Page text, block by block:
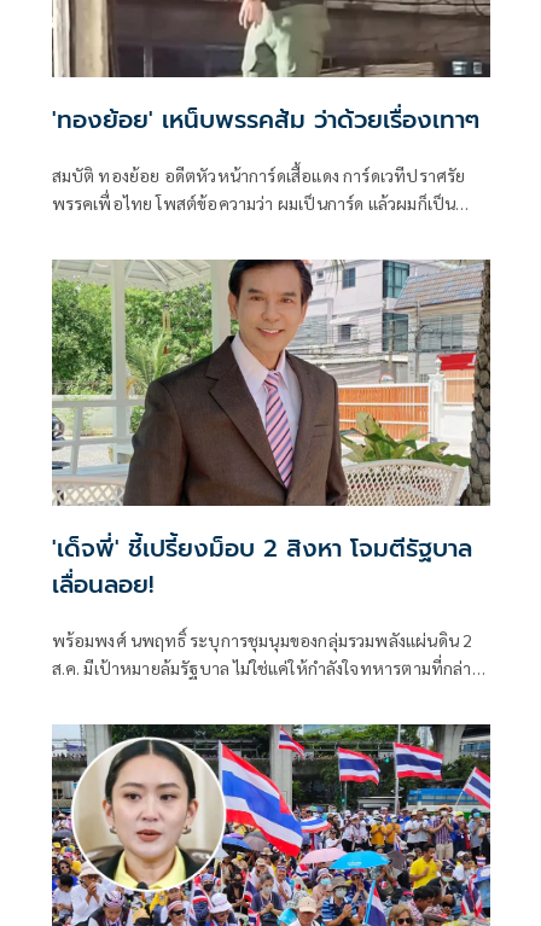
'ทองย้อย' เหน็บพรรคส้ม ว่าด้วยเรื่องเทาๆ
สมบัติ ทองย้อย อดีตหัวหน้าการ์ดเสื้อแดง การ์ดเวทีปราศรัย
พรรคเพื่อไทย โพสต์ข้อความว่า ผมเป็นการ์ด แล้วผมก็เป็น
'เด็จพี่' ชี้เปรี้ยงม็อบ 2 สิงหา โจมตีรัฐบาล
เลื่อนลอย!
พร้อมพงศ์ นพฤทธิ์ ระบุการชุมนุมของกลุ่มรวมพลังแผ่นดิน 2
ส.ค. มีเป้าหมายล้มรัฐบาล ไม่ใช่แค่ให้กำลังใจทหารตามที่กล่าว
ปลุกกระแสเกลียดชั